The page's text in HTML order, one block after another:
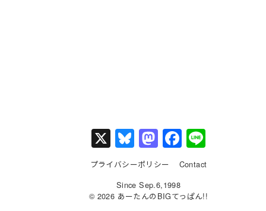
X Bl
u
e
s
M
a
st
o
F
a
c
e
プライバシーポリシー
Contact
Since Sep.6,1998
© 2026 あーたんのBIGてっぱん!!